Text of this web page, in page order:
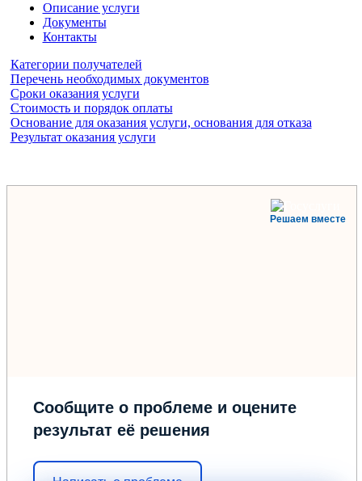
Описание услуги
Документы
Контакты
Категории получателей
Перечень необходимых документов
Сроки оказания услуги
Стоимость и порядок оплаты
Основание для оказания услуги, основания для отказа
Результат оказания услуги
Решаем вместе
Сообщите о проблеме и оцените
результат её решения